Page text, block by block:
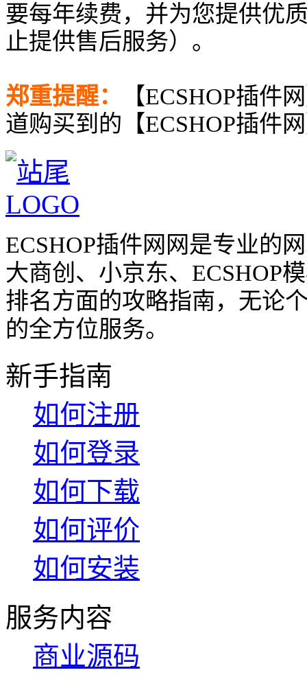
要每年续费，并为您提供优
止提供售后服务）。
郑重提醒：
【ECSHOP插件
道购买到的【ECSHOP插件
ECSHOP插件网网是专业的
大商创、小京东、ECSHOP
排名方面的攻略指南，无论
的全方位服务。
新手指南
如何注册
如何登录
如何下载
如何评价
如何安装
服务内容
商业源码